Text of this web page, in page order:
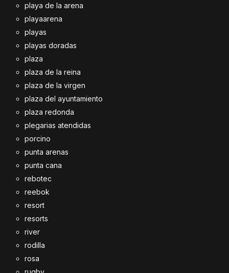
playa de la arena
playaarena
playas
playas doradas
plaza
plaza de la reina
plaza de la virgen
plaza del ayuntamiento
plaza redonda
plegarias atendidas
porcino
punta arenas
punta cana
rebotec
reebok
resort
resorts
river
rodilla
rosa